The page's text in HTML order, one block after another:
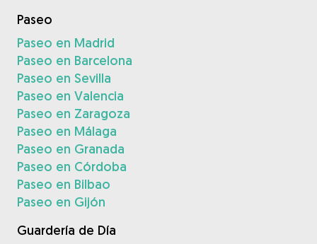
Paseo
Paseo en Madrid
Paseo en Barcelona
Paseo en Sevilla
Paseo en Valencia
Paseo en Zaragoza
Paseo en Málaga
Paseo en Granada
Paseo en Córdoba
Paseo en Bilbao
Paseo en Gijón
Guardería de Día